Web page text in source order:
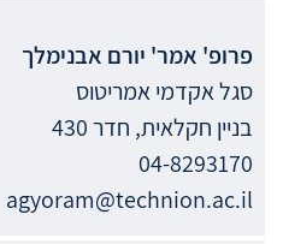
פרופ' אמר' יורם אבנימלך
סגל אקדמי אמריטוס
בניין חקלאית, חדר 430
04-8293170
agyoram@technion.ac.il